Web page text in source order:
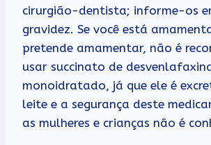
cirurgião-dentista; informe-os
gravidez. Se você está
pretende amamentar, não é
usar succinato de
monoidratado, já que ele é
leite e a segurança deste
as mulheres e crianças não é